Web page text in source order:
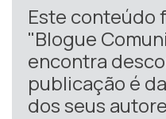
Este conteúdo
"Blogue
encontra
publicação é
dos seus